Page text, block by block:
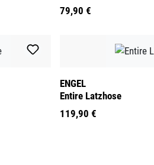
79,90 €
ENGEL
Entire Latzhose
119,90 €